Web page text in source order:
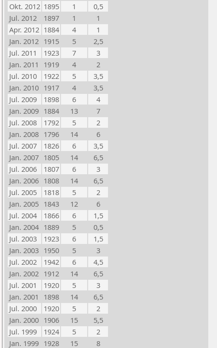
Okt. 2012 1895 1
0,5
Jul. 2012
1897 1
1
Apr. 2012 1884 4
1
Jan. 2012 1915 5
2,5
Jul. 2011
1923 7
3
Jan. 2011
1919 4
2
Jul. 2010
1922 5
3,5
Jan. 2010 1917 4
3,5
Jul. 2009
1898 6
4
Jan. 2009 1884 13
7
Jul. 2008
1792 5
2
Jan. 2008 1796 14
6
Jul. 2007
1826 6
3,5
Jan. 2007 1805 14
6,5
Jul. 2006
1807 6
3
Jan. 2006 1808 14
6,5
Jul. 2005
1818 5
2
Jan. 2005 1843 12
6
Jul. 2004
1866 6
1,5
Jan. 2004 1889 5
0,5
Jul. 2003
1923 6
1,5
Jan. 2003 1950 5
3
Jul. 2002
1942 6
4,5
Jan. 2002 1912 14
6,5
Jul. 2001
1920 5
3
Jan. 2001
1898 14
6,5
Jul. 2000
1920 5
2
Jan. 2000 1906 15
5,5
Jul. 1999
1924 5
2
Jan. 1999 1928 15
8